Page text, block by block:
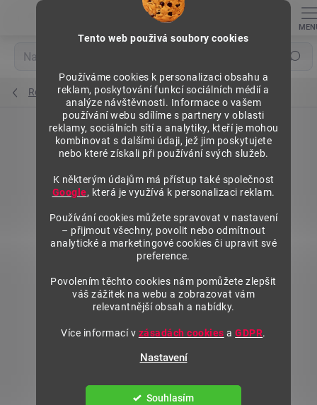
Tento web použivá soubory cookies
Používáme cookies k personalizaci obsahu a
reklam, poskytování funkcí sociálních médií a
analýze návštěvnosti. Informace o vašem
používání webu sdílíme s partnery v oblasti
reklamy, sociálních sítí a analytiky, kteří je mohou
kombinovat s dalšími údaji, jež jim poskytujete
nebo které získali při používání svých služeb.
K některým údajům má přístup také společnost
Google, která je využívá k personalizaci reklam.
Používání cookies můžete spravovat v nastavení
– přijmout všechny, povolit nebo odmítnout
analytické a marketingové cookies či upravit své
preference.
Povolením těchto cookies nám pomůžete zlepšit
váš zážitek na webu a zobrazovat vám
relevantnější obsah a nabídky.
Více informací v zásadách cookies aGDPR.
Nastavení
Souhlasím
Hledat
Regály výška 1972 mm, základní moduly